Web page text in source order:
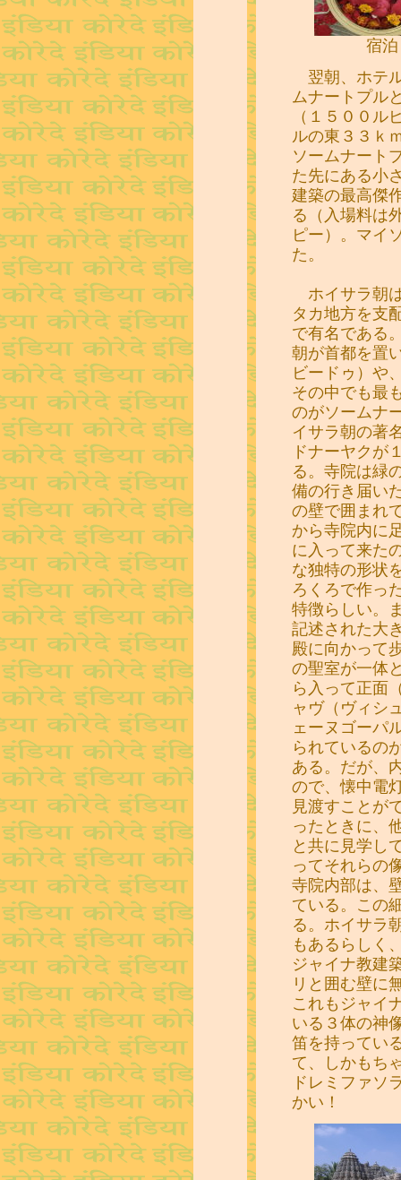
宿
翌朝、ホテ
ムナートプル
（１５００ル
ルの東３３ｋ
ソームナート
た先にある小
建築の最高傑
る（入場料は
ピー）。マイ
た。
ホイサラ朝
タカ地方を支
で有名である
朝が首都を置
ビードゥ）や
その中でも最
のがソームナ
イサラ朝の著
ドナーヤクが
る。寺院は緑
備の行き届い
の壁で囲まれ
から寺院内に
に入って来た
な独特の形状
ろくろで作っ
特徴らしい。
記述された大
殿に向かって
の聖室が一体
ら入って正面
ャヴ（ヴィシ
ェーヌゴーパ
られているの
ある。だが、
ので、懐中電
見渡すことが
ったときに、
と共に見学し
ってそれらの
寺院内部は、
ている。この
る。ホイサラ
もあるらしく
ジャイナ教建
リと囲む壁に
これもジャイ
いる３体の神
笛を持ってい
て、しかもち
ドレミファソ
かい！